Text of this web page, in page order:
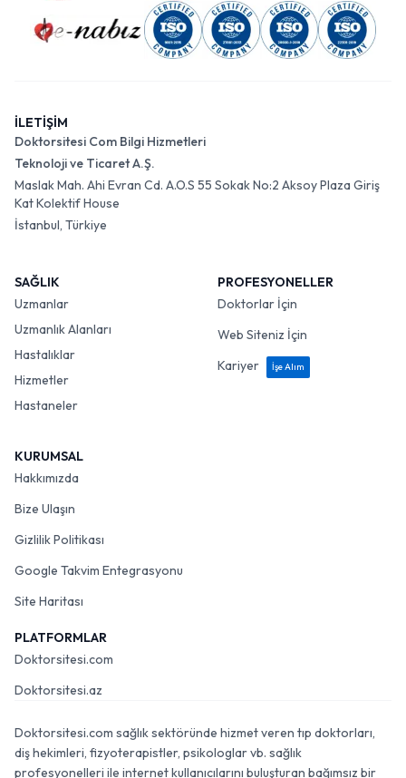
İLETİŞİM
Doktorsitesi Com Bilgi Hizmetleri
Teknoloji ve Ticaret A.Ş.
Maslak Mah. Ahi Evran Cd. A.O.S 55 Sokak No:2 Aksoy Plaza Giriş
Kat Kolektif House
İstanbul, Türkiye
SAĞLIK
Uzmanlar
Uzmanlık Alanları
Hastalıklar
Hizmetler
Hastaneler
PROFESYONELLER
Doktorlar İçin
Web Siteniz İçin
Kariyer
İşe Alım
KURUMSAL
Hakkımızda
Bize Ulaşın
Gizlilik Politikası
Google Takvim Entegrasyonu
Site Haritası
PLATFORMLAR
Doktorsitesi.com
Doktorsitesi.az
Doktorsitesi.com sağlık sektöründe hizmet veren tıp doktorları,
diş hekimleri, fizyoterapistler, psikologlar vb. sağlık
profesyonelleri ile internet kullanıcılarını buluşturan bağımsız bir